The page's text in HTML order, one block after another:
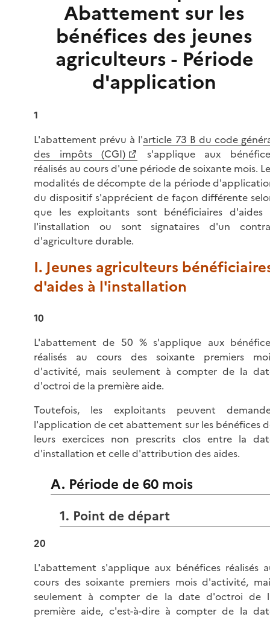
Abattement sur les
bénéfices des jeunes
agriculteurs - Période
d'application
1
L'abattement prévu à l'article 73 B du code
des impôts (CGI)
s'applique aux
réalisés au cours d'une période de soixante mois.
modalités de décompte de la période
du dispositif s'apprécient de façon différente
que les exploitants sont bénéficiaires d'aides
l'installation ou sont signataires d'un
d'agriculture durable.
I. Jeunes agriculteurs
d'aides à l'installation
10
L'abattement de 50 % s'applique aux
réalisés au cours des soixante premiers
d'activité, mais seulement à compter de la
d'octroi de la première aide.
Toutefois, les exploitants peuvent
l'application de cet abattement sur les bénéfices
leurs exercices non prescrits clos entre la
d'installation et celle d'attribution des aides.
A. Période de 60 mois
1. Point de départ
20
L'abattement s'applique aux bénéfices réalisés
cours des soixante premiers mois d'activité,
seulement à compter de la date d'octroi de
première aide, c'est-à-dire à compter de la